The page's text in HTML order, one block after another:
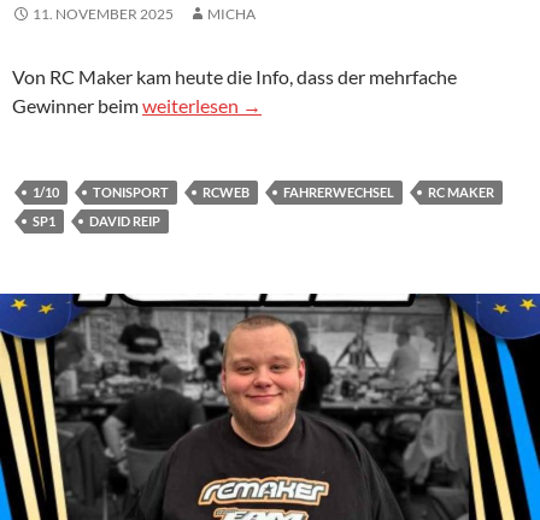
11. NOVEMBER 2025 MICHA
Von RC Maker kam heute die Info, dass der mehrfache
Gewinner beimReip bei RC Maker im Team
weiterlesen →
1/10 TONISPORT RCWEB FAHRERWECHSEL
RC MAKER
SP1
DAVID REIP